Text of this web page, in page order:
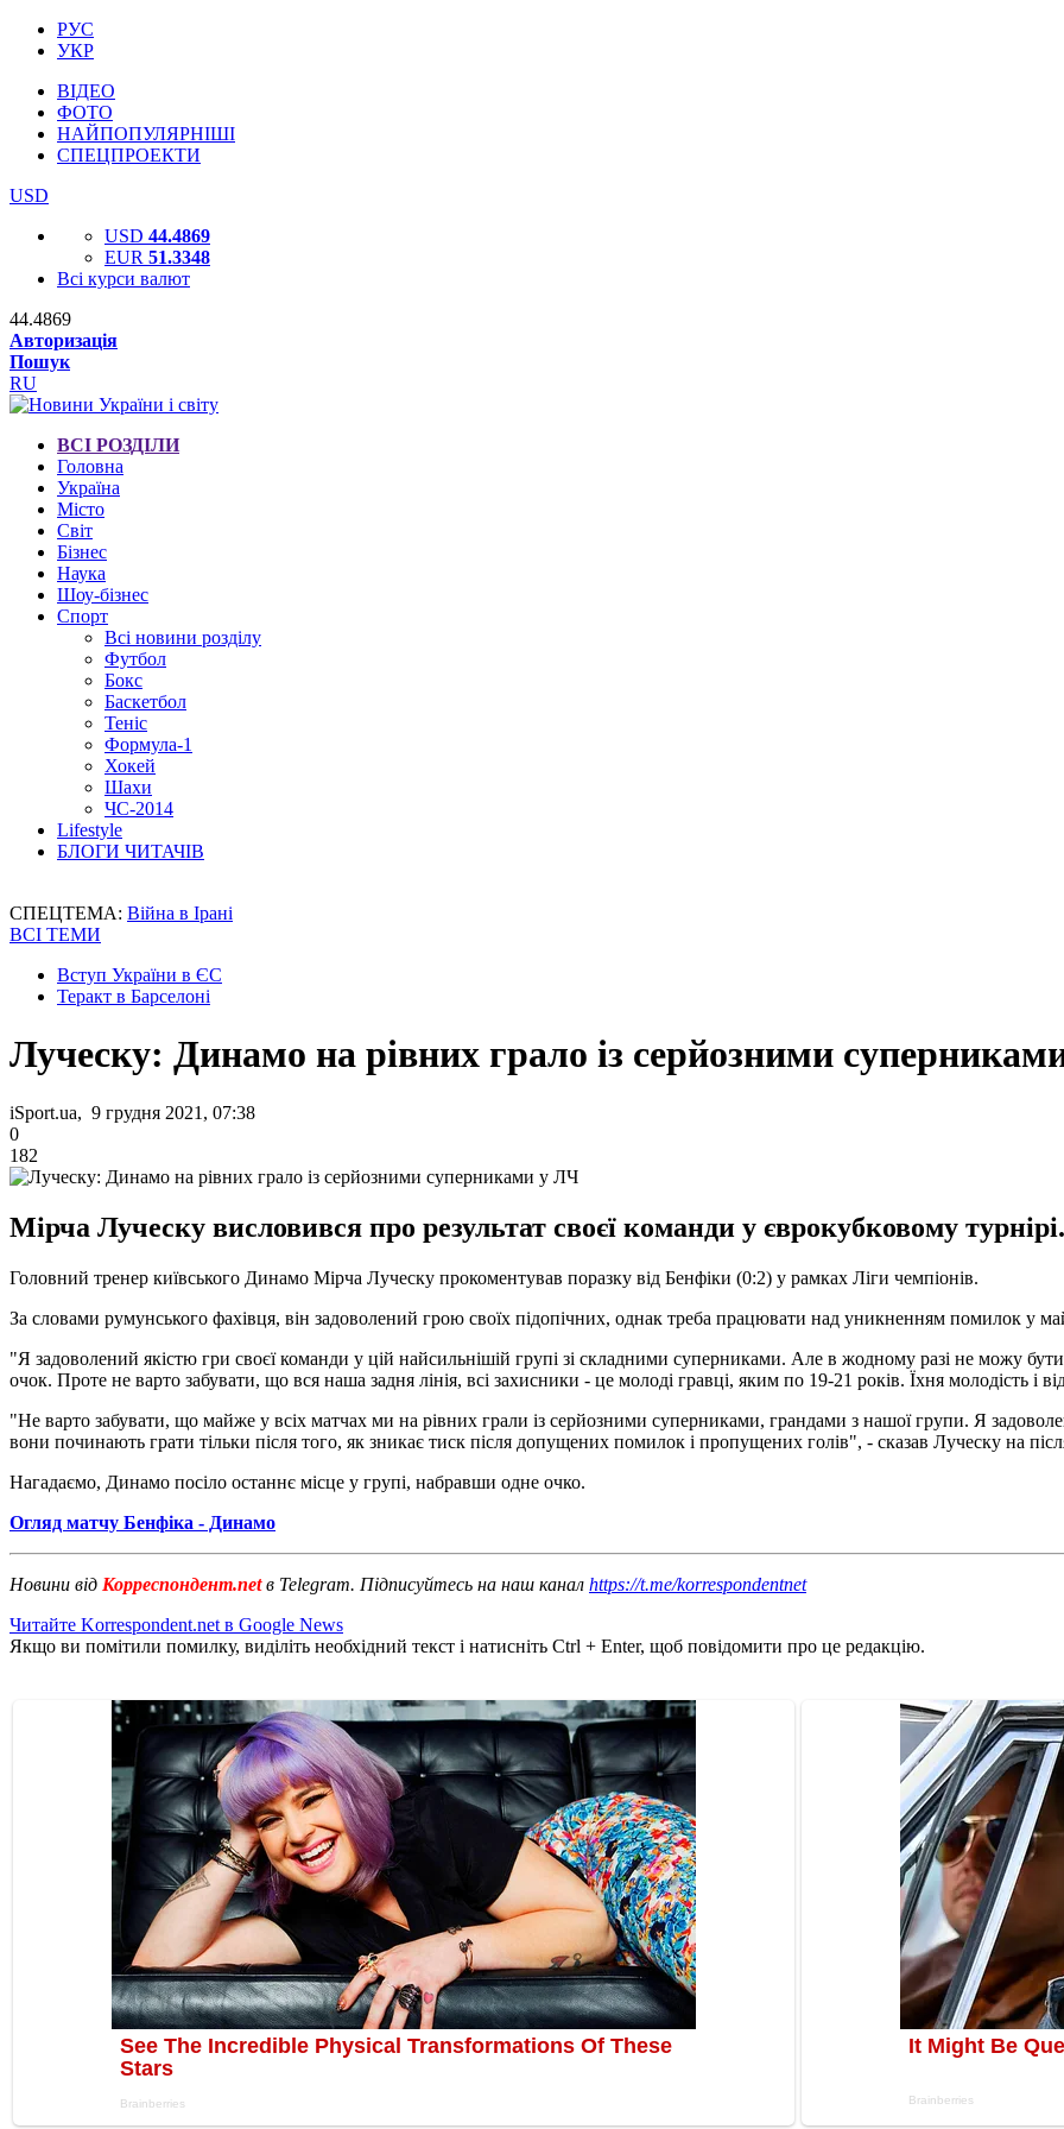
РУС
УКР
ВІДЕО
ФОТО
НАЙПОПУЛЯРНІШІ
СПЕЦПРОЕКТИ
USD
USD 44.4869
EUR 51.3348
Всі курси валют
44.4869
Авторизація
Пошук
RU
ВСІ РОЗДІЛИ
Головна
Україна
Місто
Світ
Бізнес
Наука
Шоу-бізнес
Спорт
Всі новини розділу
Футбол
Бокс
Баскетбол
Теніс
Формула-1
Хокей
Шахи
ЧС-2014
Lifestyle
БЛОГИ ЧИТАЧІВ
СПЕЦТЕМА: Війна в Ірані
ВСІ ТЕМИ
Вступ України в ЄС
Теракт в Барселоні
Луческу: Динамо на рівних грало із серйозними
iSport.ua, 9 грудня 2021, 07:38
0
182
Мірча Луческу висловився про результат своєї команди у єврокубковому турнірі.
Головний тренер київського Динамо Мірча Луческу прокоментував поразку від Бенфіки (0:2) у рамках Ліги чемпіонів.
За словами румунського фахівця, він задоволений грою своїх підопічних, однак треба працювати над уникненням помилок у
"Я задоволений якістю гри своєї команди у цій найсильнішій групі зі складними суперниками. Але в жодному разі не можу
очок. Проте не варто забувати, що вся наша задня лінія, всі захисники - це молоді гравці, яким по 19-21 років. Їхня молодість і
"Не варто забувати, що майже у всіх матчах ми на рівних грали із серйозними суперниками, грандами з нашої групи. Я
вони починають грати тільки після того, як зникає тиск після допущених помилок і пропущених голів", - сказав Луческу на
Нагадаємо, Динамо посіло останнє місце у групі, набравши одне очко.
Огляд матчу Бенфіка - Динамо
Новини від Корреспондент.netв Telegram. Підписуйтесь на наш канал https://t.me/korrespondentnet
Читайте Korrespondent.net в Google News
Якщо ви помітили помилку, виділіть необхідний текст і натисніть Ctrl + Enter, щоб повідомити про це редакцію.